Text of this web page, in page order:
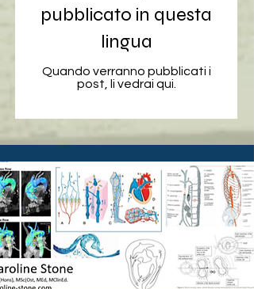
pubblicato in questa
lingua
Quando verranno pubblicati i
post, li vedrai qui.